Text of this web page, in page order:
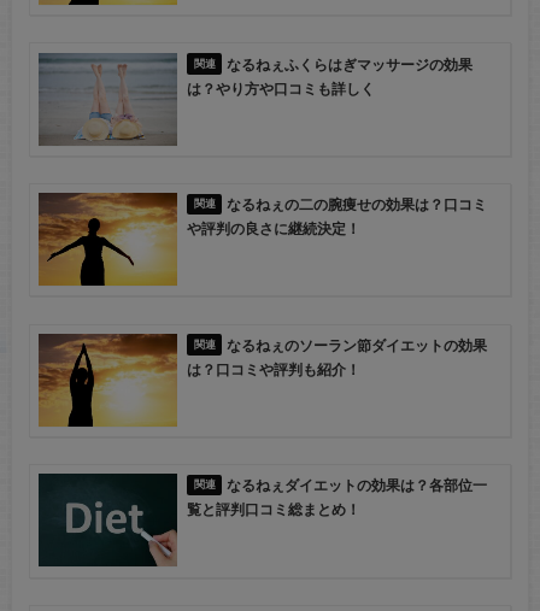
なるねぇふくらはぎマッサージの効果
は？やり方や口コミも詳しく
なるねぇの二の腕痩せの効果は？口コミ
や評判の良さに継続決定！
なるねぇのソーラン節ダイエットの効果
は？口コミや評判も紹介！
なるねぇダイエットの効果は？各部位一
覧と評判口コミ総まとめ！